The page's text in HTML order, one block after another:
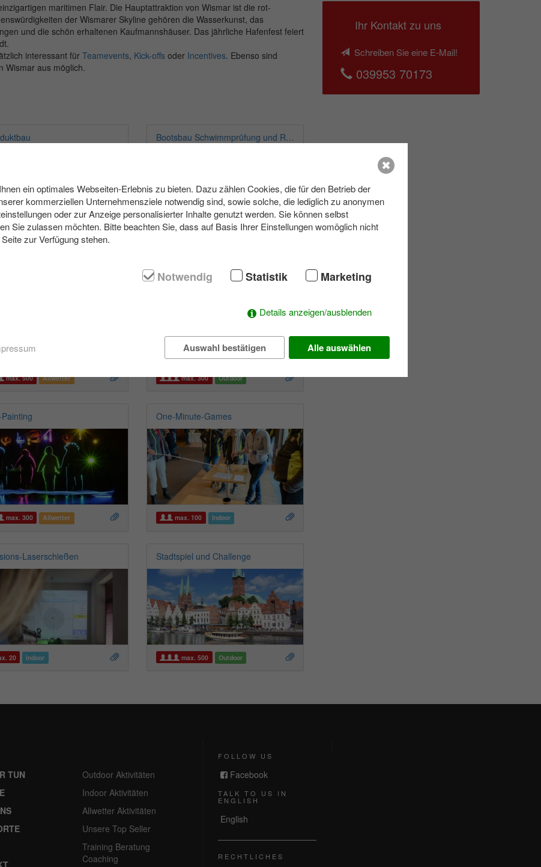
maritimen Flair. Die Hauptattraktion von Wismar ist die rot-
der Wismarer Skyline gehören die Wasserkunst, das
und die schön erhaltenen Kaufmannshäuser. Das jährliche Hafenfest feiert
interessant für Teamevents, Kick-offs oder Incentives. Ebenso sind
Wismar aus möglich.
max. 300 Outdoor
Bootsbau Schwimmprüfung und Regatta
max. 500 Allwetter
GPS-Orientierungstour
max. 300 Outdoor
max. 300 Allwetter
One-Minute-Games
max. 100 Indoor
Laserschießen
20 Indoor
Stadtspiel und Challenge
max. 500 Outdoor
Ihr Kontakt zu uns
Schreiben Sie eine E-Mail!
039953 70173
TUN
Outdoor Aktivitäten
Indoor Aktivitäten
Allwetter Aktivitäten
Unsere Top Seller
Training Beratung
Coaching
FOLLOW US
Facebook
TALK TO US IN
ENGLISH
English
RECHTLICHES
ein optimales Webseiten-Erlebnis zu bieten. Dazu zählen Cookies, die für den Betrieb der
kommerziellen Unternehmensziele notwendig sind, sowie solche, die lediglich zu anonymen
oder zur Anzeige personalisierter Inhalte genutzt werden. Sie können selbst
Sie zulassen möchten. Bitte beachten Sie, dass auf Basis Ihrer Einstellungen womöglich nicht
zur Verfügung stehen.
Notwendig Statistik Marketing
Details anzeigen/ausblenden
Auswahl bestätigen Alle auswählen